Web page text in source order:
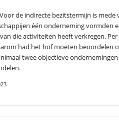
de indirecte bezitstermijn is mede
één onderneming vormden
die activiteiten heeft verkregen.
had het hof moeten beoordelen
twee objectieve